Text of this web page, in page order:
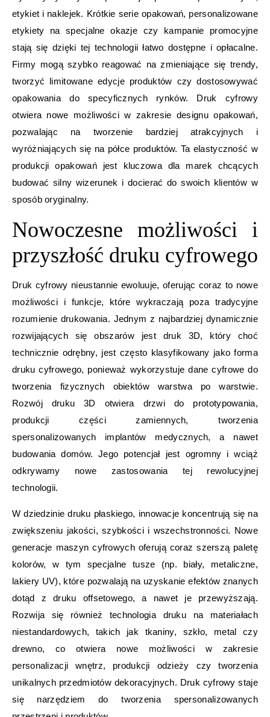
etykiet i naklejek. Krótkie serie opakowań, personalizowane
etykiety na specjalne okazje czy kampanie promocyjne
stają się dzięki tej technologii łatwo dostępne i opłacalne.
Firmy mogą szybko reagować na zmieniające się trendy,
tworzyć limitowane edycje produktów czy dostosowywać
opakowania do specyficznych rynków. Druk cyfrowy
otwiera nowe możliwości w zakresie designu opakowań,
pozwalając na tworzenie bardziej atrakcyjnych i
wyróżniających się na półce produktów. Ta elastyczność w
produkcji opakowań jest kluczowa dla marek chcących
budować silny wizerunek i docierać do swoich klientów w
sposób oryginalny.
Nowoczesne możliwości i
przyszłość druku cyfrowego
Druk cyfrowy nieustannie ewoluuje, oferując coraz to nowe
możliwości i funkcje, które wykraczają poza tradycyjne
rozumienie drukowania. Jednym z najbardziej dynamicznie
rozwijających się obszarów jest druk 3D, który choć
technicznie odrębny, jest często klasyfikowany jako forma
druku cyfrowego, ponieważ wykorzystuje dane cyfrowe do
tworzenia fizycznych obiektów warstwa po warstwie.
Rozwój druku 3D otwiera drzwi do prototypowania,
produkcji części zamiennych, tworzenia
spersonalizowanych implantów medycznych, a nawet
budowania domów. Jego potencjał jest ogromny i wciąż
odkrywamy nowe zastosowania tej rewolucyjnej
technologii.
W dziedzinie druku płaskiego, innowacje koncentrują się na
zwiększeniu jakości, szybkości i wszechstronności. Nowe
generacje maszyn cyfrowych oferują coraz szerszą paletę
kolorów, w tym specjalne tusze (np. biały, metaliczne,
lakiery UV), które pozwalają na uzyskanie efektów znanych
dotąd z druku offsetowego, a nawet je przewyższają.
Rozwija się również technologia druku na materiałach
niestandardowych, takich jak tkaniny, szkło, metal czy
drewno, co otwiera nowe możliwości w zakresie
personalizacji wnętrz, produkcji odzieży czy tworzenia
unikalnych przedmiotów dekoracyjnych. Druk cyfrowy staje
się narzędziem do tworzenia spersonalizowanych